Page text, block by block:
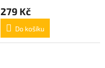
279 Kč
Do košíku